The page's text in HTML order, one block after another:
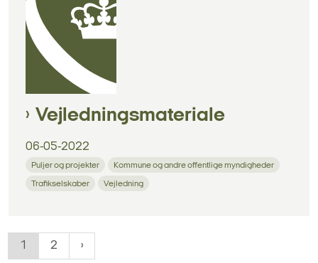
Vejledningsmateriale
06-05-2022
Puljer og projekter Kommune og andre offentlige myndigheder
Trafikselskaber Vejledning
1 2